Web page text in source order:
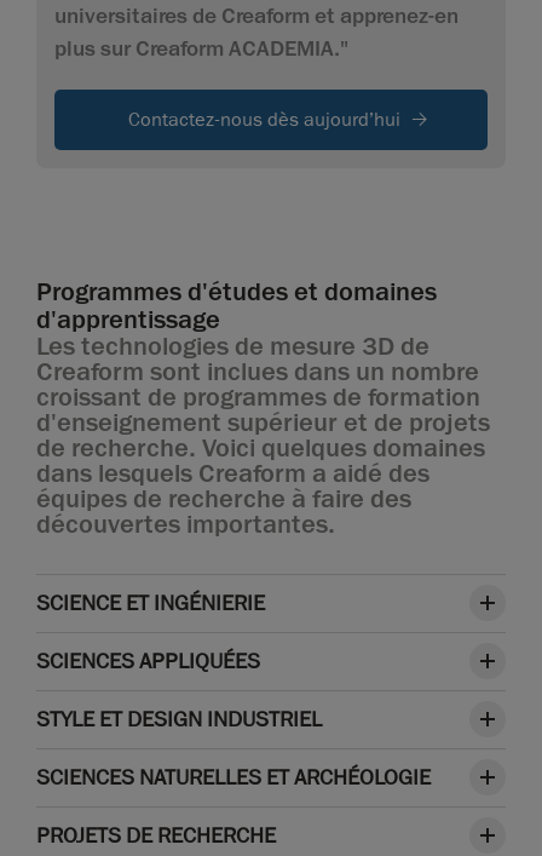
universitaires de Creaform et apprenez-en
plus sur Creaform ACADEMIA."
Contactez-nous dès aujourd’hui
Programmes d'études et domaines
d'apprentissage
Les technologies de mesure 3D de
Creaform sont inclues dans un nombre
croissant de programmes de formation
d'enseignement supérieur et de projets
de recherche. Voici quelques domaines
dans lesquels Creaform a aidé des
équipes de recherche à faire des
découvertes importantes.
SCIENCE ET INGÉNIERIE
SCIENCES APPLIQUÉES
STYLE ET DESIGN INDUSTRIEL
SCIENCES NATURELLES ET ARCHÉOLOGIE
PROJETS DE RECHERCHE